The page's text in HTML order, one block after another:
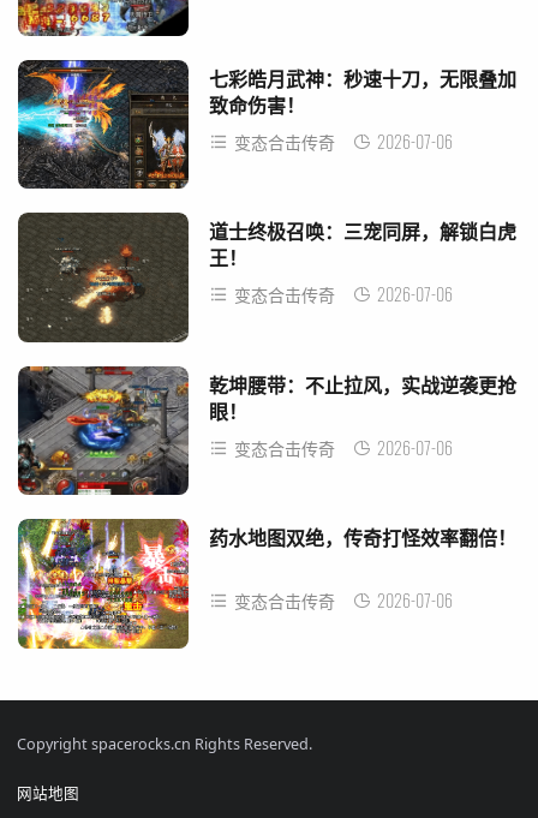
七彩皓月武神：秒速十刀，无限叠加
致命伤害！
变态合击传奇 2026-07-06
道士终极召唤：三宠同屏，解锁白虎
王！
变态合击传奇 2026-07-06
乾坤腰带：不止拉风，实战逆袭更抢
眼！
变态合击传奇 2026-07-06
药水地图双绝，传奇打怪效率翻倍！
变态合击传奇 2026-07-06
Copyright spacerocks.cn Rights Reserved.
网站地图